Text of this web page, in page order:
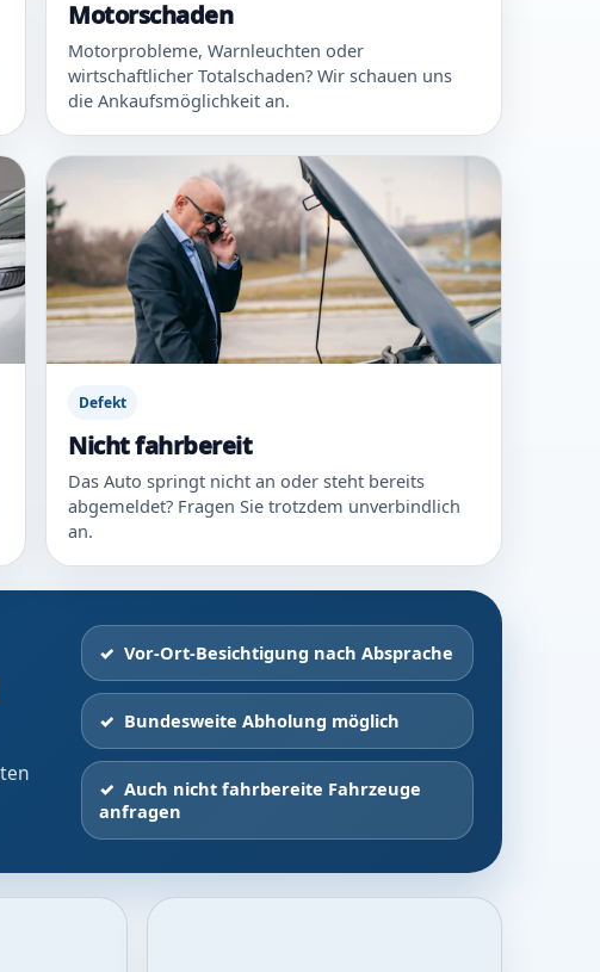
Motorschaden
Motorprobleme, Warnleuchten oder
wirtschaftlicher Totalschaden? Wir schauen uns
die Ankaufsmöglichkeit an.
Defekt
Nicht fahrbereit
Das Auto springt nicht an oder steht bereits
abgemeldet? Fragen Sie trotzdem unverbindlich
an.
Vor-Ort-Besichtigung nach Absprache
Bundesweite Abholung möglich
Auch nicht fahrbereite Fahrzeuge
anfragen